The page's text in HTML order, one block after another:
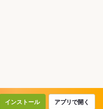
インストール アプリで開く